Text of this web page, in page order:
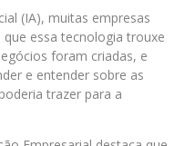
(IA), muitas empresas
essa tecnologia trouxe
foram criadas, e
e entender sobre as
trazer para a